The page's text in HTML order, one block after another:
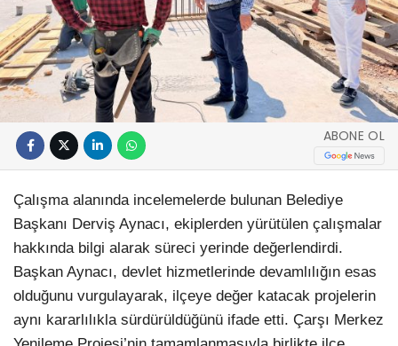
ABONE OL
Çalışma alanında incelemelerde bulunan Belediye
Başkanı Derviş Aynacı, ekiplerden yürütülen çalışmalar
hakkında bilgi alarak süreci yerinde değerlendirdi.
Başkan Aynacı, devlet hizmetlerinde devamlılığın esas
olduğunu vurgulayarak, ilçeye değer katacak projelerin
aynı kararlılıkla sürdürüldüğünü ifade etti. Çarşı Merkez